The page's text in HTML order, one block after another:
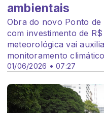
01/06/2026 • 07:27
ambientais
Obra do novo Ponto
com investimento de
meteorológica vai
monitoramento